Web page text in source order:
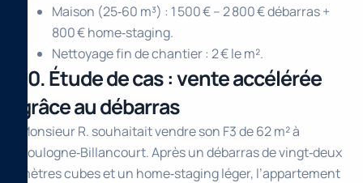
Maison (25‑60 m³) : 1 500 € – 2 800 € débarras +
800 € home‑staging.
Nettoyage fin de chantier : 2 € le m².
10. Étude de cas : vente accélérée
grâce au débarras
Monsieur R. souhaitait vendre son F3 de 62 m² à
Boulogne‑Billancourt. Après un débarras de vingt‑deux
mètres cubes et un home‑staging léger, l’appartement